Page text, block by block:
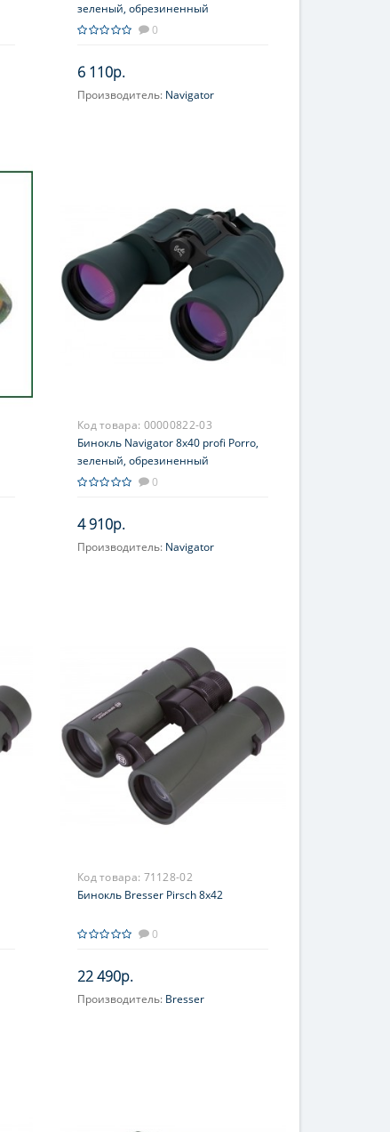
зеленый, обрезиненный
0
6 110р.
Производитель: Navigator
Код товара: 00000822-03
Бинокль Navigator 8х40 profi Porro,
зеленый, обрезиненный
0
4 910р.
Производитель: Navigator
Код товара: 71128-02
Бинокль Bresser Pirsch 8x42
0
22 490р.
Производитель: Bresser